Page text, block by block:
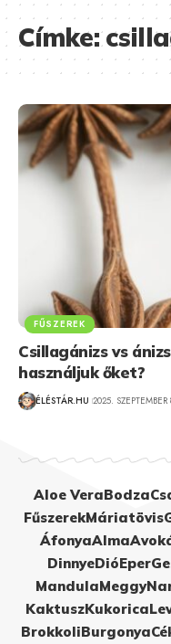
Címke:
FŰSZEREK
Csillagánizs vs
használjuk őket?
ÉLÉSTÁR.HU 2025. SZEPTEMBER
Aloe VeraBodza
FűszerekMáriatövis
ÁfonyaAlma
DinnyeDióEper
MandulaMeggy
KaktuszKukorica
BrokkoliBurgonya